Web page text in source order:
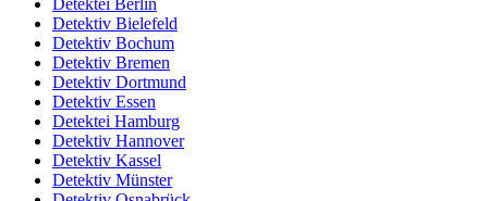
Detektei Berlin
Detektiv Bielefeld
Detektiv Bochum
Detektiv Bremen
Detektiv Dortmund
Detektiv Essen
Detektei Hamburg
Detektiv Hannover
Detektiv Kassel
Detektiv Münster